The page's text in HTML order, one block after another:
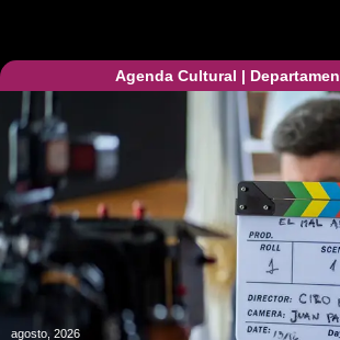
Agenda Cultural |
agosto, 2026